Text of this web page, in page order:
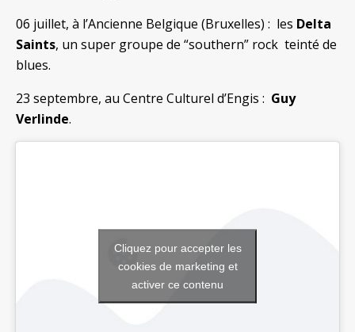
06 juillet, à l’Ancienne Belgique (Bruxelles) : les Delta
Saints, un super groupe de “southern” rock teinté de
blues.
23 septembre, au Centre Culturel d’Engis : Guy
Verlinde.
Cliquez pour accepter les
cookies de marketing et
activer ce contenu